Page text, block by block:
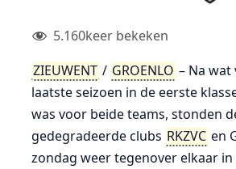
5.160keer bekeken
ZIEUWENT / GROENLO – Na
laatste seizoen in de eerste
was voor beide teams, stonden
gedegradeerde clubs RKZVC en
zondag weer tegenover elkaar